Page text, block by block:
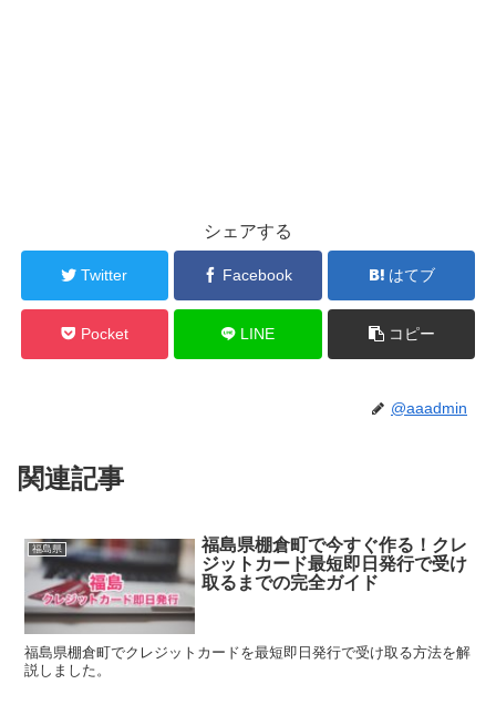
シェアする
Twitter Facebook はてブ
Pocket LINE コピー
@aaadmin
関連記事
福島県
福島県棚倉町で今すぐ作る！クレ
ジットカード最短即日発行で受け
取るまでの完全ガイド
福島県棚倉町でクレジットカードを最短即日発行で受け取る方法を解
説しました。